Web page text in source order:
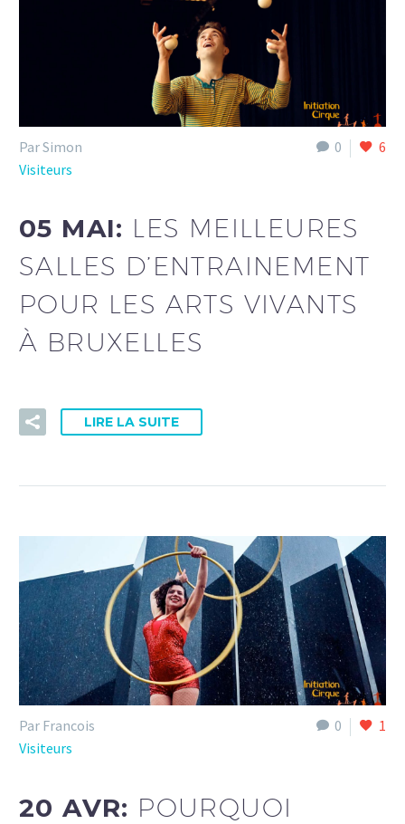
0 6
Par Simon
Visiteurs
05 MAI: LES MEILLEURES
SALLES D’ENTRAINEMENT
POUR LES ARTS VIVANTS
À BRUXELLES
LIRE LA SUITE
0 1
Par Francois
Visiteurs
20 AVR: POURQUOI